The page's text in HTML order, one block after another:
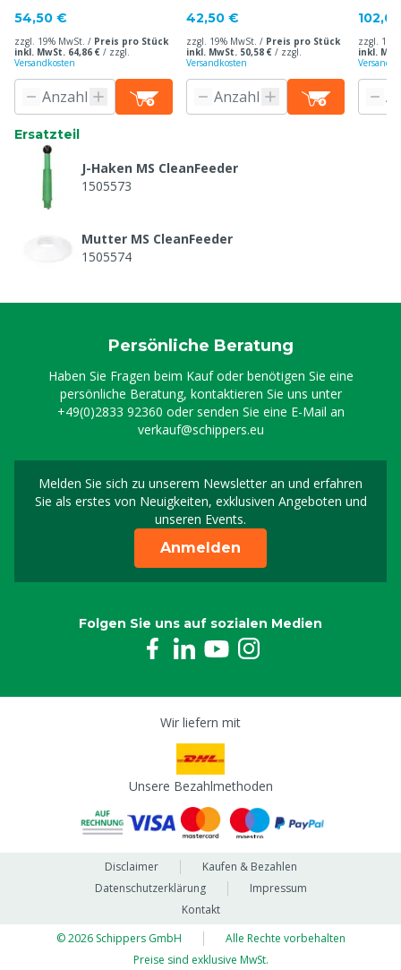
54,50 €
zzgl. 19% MwSt. / Preis pro Stück
inkl. MwSt. 64,86 € / zzgl.
Versandkosten
42,50 €
zzgl. 19% MwSt. / Preis pro Stück
inkl. MwSt. 50,58 € / zzgl.
Versandkosten
zzgl.
inkl.
Ersatzteil
J-Haken MS CleanFeeder
1505573
Mutter MS CleanFeeder
1505574
Persönliche Beratung
Haben Sie Fragen beim Kauf oder benötigen Sie eine
persönliche Beratung, kontaktieren Sie uns unter
+49(0)2833 92360 oder senden Sie eine E-Mail an
verkauf@schippers.eu
Melden Sie sich zu unserem Newsletter an und erfahren
Sie als erstes von Neuigkeiten, exklusiven Angeboten und
unseren Events.
Melden Sie sich für
Anmelden
Folgen Sie uns auf sozialen Medien
Wir liefern mit
Unsere Bezahlmethoden
Disclaimer
Kaufen & Bezahlen
Datenschutzerklärung
Impressum
Kontakt
© 2026 Schippers GmbH
Alle Rechte vorbehalten
Preise sind exklusive MwSt.